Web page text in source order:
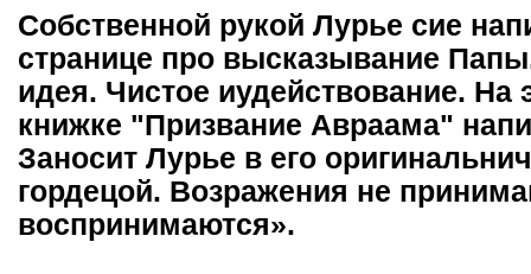
Собственной рукой Лурье сие
странице про высказывание
идея. Чистое иудействование. На
книжке "Призвание Авраама"
Заносит Лурье в его
гордецой. Возражения не
воспринимаются».